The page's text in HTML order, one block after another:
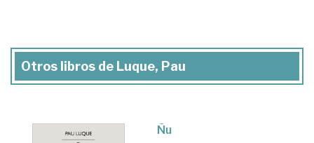
Otros libros de Luque, Pau
Ñu